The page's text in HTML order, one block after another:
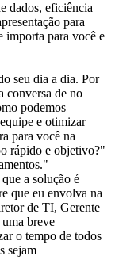
dados, eficiência
para
importa para você e
seu dia a dia. Por
conversa de no
podemos
e otimizar
para você na
rápido e objetivo?"
a solução é
que eu envolva na
de TI, Gerente
breve
o tempo de todos
sejam